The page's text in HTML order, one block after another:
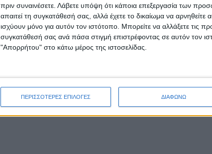
πριν συναινέσετε. Λάβετε υπόψη ότι κάποια επεξεργασία των
απαιτεί τη συγκατάθεσή σας, αλλά έχετε το δικαίωμα να αρνηθείτε
ισχύουν μόνο για αυτόν τον ιστότοπο. Μπορείτε να αλλάξετε τις
συγκατάθεσή σας ανά πάσα στιγμή επιστρέφοντας σε αυτόν τον
"Απορρήτου" στο κάτω μέρος της ιστοσελίδας.
ΠΕΡΙΣΣΟΤΕΡΕΣ ΕΠΙΛΟΓΕΣ ΔΙΑΦΩΝΩ